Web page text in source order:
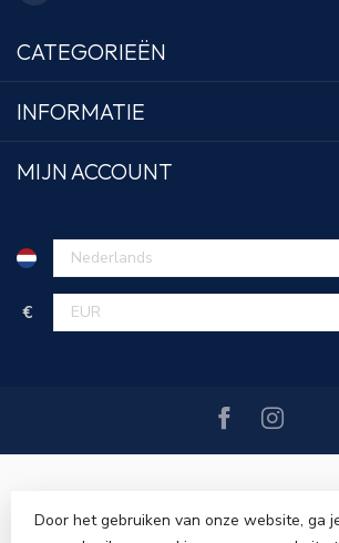
CATEGORIEËN
INFORMATIE
MIJN ACCOUNT
€
Door het gebruiken van onze website, ga